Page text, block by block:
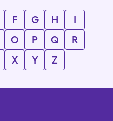
F G H
I
O P Q
R
X Y Z